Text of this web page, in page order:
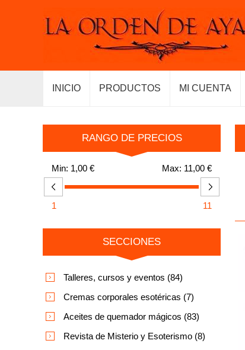
INICIO PRODUCTOS MI CUENTA
RANGO DE PRECIOS
Min: 1,00 € Max: 11,00 €
1 11
SECCIONES
Talleres, cursos y eventos (84)
Cremas corporales esotéricas (7)
Aceites de quemador mágicos (83)
Revista de Misterio y Esoterismo (8)